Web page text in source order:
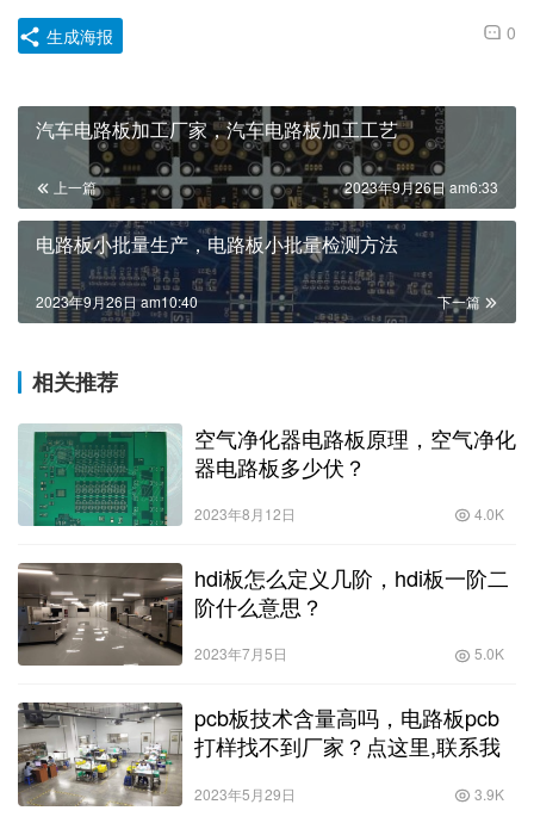
0
生成海报
汽车电路板加工厂家，汽车电路板加工工艺
上一篇 2023年9月26日 am6:33
电路板小批量生产，电路板小批量检测方法
下一篇
2023年9月26日 am10:40
相关推荐
空气净化器电路板原理，空气净化
器电路板多少伏？
2023年8月12日 4.0K
hdi板怎么定义几阶，hdi板一阶二
阶什么意思？
2023年7月5日 5.0K
pcb板技术含量高吗，电路板pcb
打样找不到厂家？点这里,联系我
2023年5月29日 3.9K